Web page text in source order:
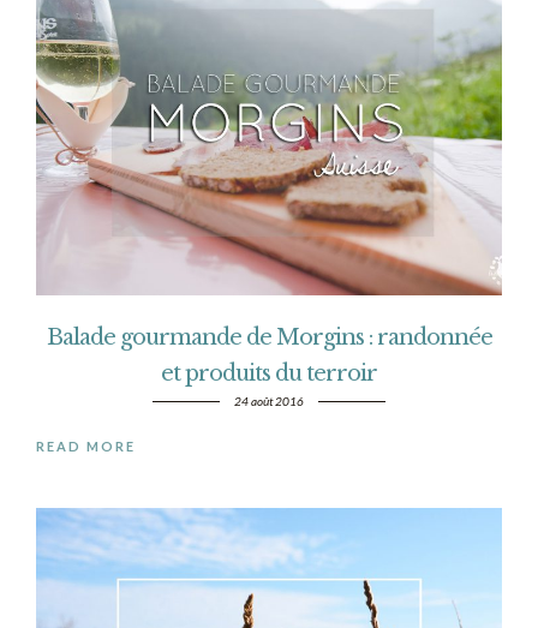
Balade gourmande de Morgins : randonnée
et produits du terroir
24 août 2016
READ MORE